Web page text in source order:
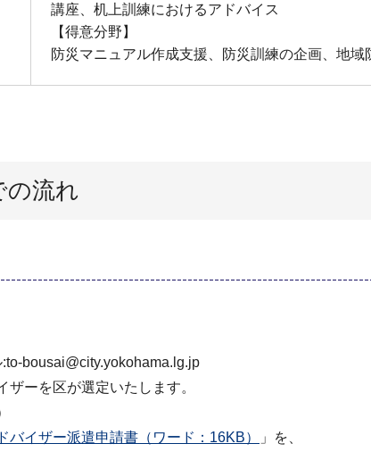
講座、机上訓練におけるアドバイス
【得意分野】
防災マニュアル作成支援、防災訓練の企画、地
の流れ
bousai@city.yokohama.lg.jp
ーを区が選定いたします。
バイザー派遣申請書（ワード：16KB）
」を、